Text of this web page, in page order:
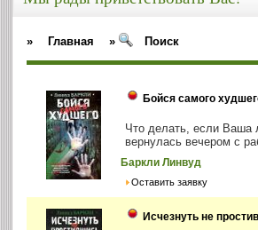
» Главная » Поиск
Бойся самого
Что делать, если Ваша
вернулась вечером с
Баркли Линвуд
Оставить заявку
Исчезнуть не